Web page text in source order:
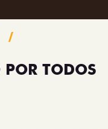
TODOS